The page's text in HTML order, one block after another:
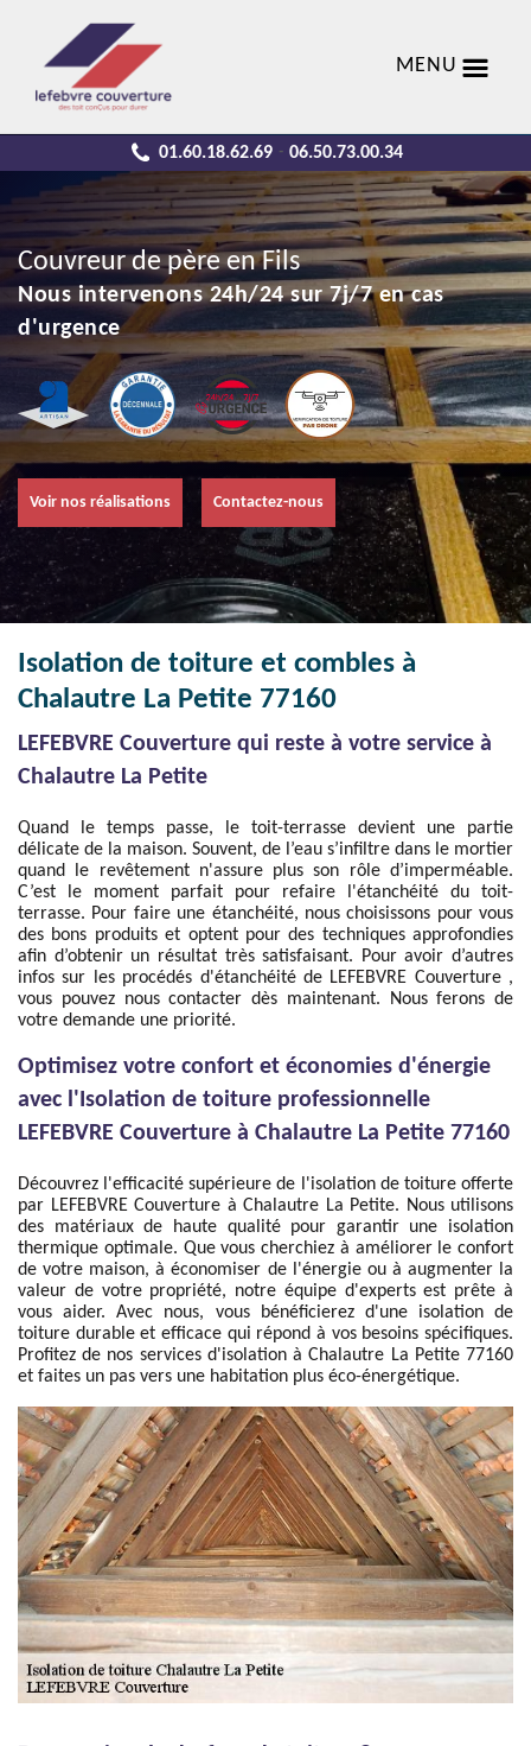
MENU
01.60.18.62.69 - 06.50.73.00.34
Couvreur de père en Fils
Nous intervenons 24h/24 sur 7j/7 en cas
d'urgence
Voir nos réalisations Contactez-nous
Isolation de toiture et combles à
Chalautre La Petite 77160
LEFEBVRE Couverture qui reste à votre service à
Chalautre La Petite
Quand le temps passe, le toit-terrasse devient une partie
délicate de la maison. Souvent, de l’eau s’infiltre dans le mortier
quand le revêtement n'assure plus son rôle d’imperméable.
C’est le moment parfait pour refaire l'étanchéité du toit-
terrasse. Pour faire une étanchéité, nous choisissons pour vous
des bons produits et optent pour des techniques approfondies
afin d’obtenir un résultat très satisfaisant. Pour avoir d’autres
infos sur les procédés d'étanchéité de LEFEBVRE Couverture ,
vous pouvez nous contacter dès maintenant. Nous ferons de
votre demande une priorité.
Optimisez votre confort et économies d'énergie
avec l'Isolation de toiture professionnelle
LEFEBVRE Couverture à Chalautre La Petite 77160
Découvrez l'efficacité supérieure de l'isolation de toiture offerte
par LEFEBVRE Couverture à Chalautre La Petite. Nous utilisons
des matériaux de haute qualité pour garantir une isolation
thermique optimale. Que vous cherchiez à améliorer le confort
de votre maison, à économiser de l'énergie ou à augmenter la
valeur de votre propriété, notre équipe d'experts est prête à
vous aider. Avec nous, vous bénéficierez d'une isolation de
toiture durable et efficace qui répond à vos besoins spécifiques.
Profitez de nos services d'isolation à Chalautre La Petite 77160
et faites un pas vers une habitation plus éco-énergétique.